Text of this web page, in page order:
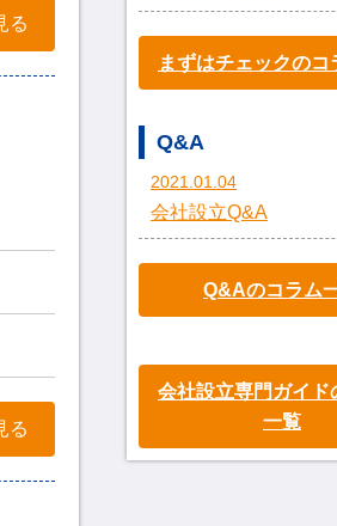
る
る
まずはチェックのコ
Q&A
2021.01.04
会社設立Q&A
Q&Aのコラム
会社設立専門ガイド
一覧